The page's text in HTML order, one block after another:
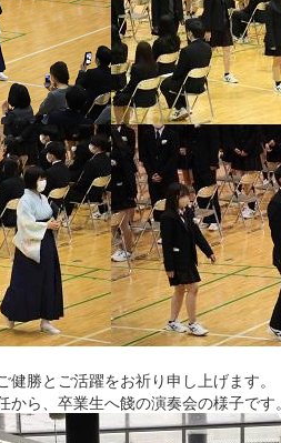
勝とご活躍をお祈り申し上げます。
ら、卒業生へ餞の演奏会の様子です。